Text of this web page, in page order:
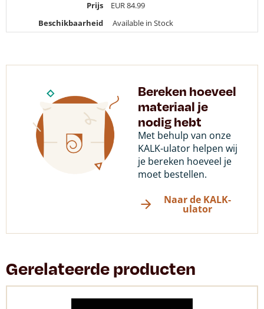
Prijs
EUR84.99
Beschikbaarheid
Available in Stock
Bereken hoeveel
materiaal je
nodig hebt
Met behulp van onze
KALK-ulator helpen wij
je bereken hoeveel je
moet bestellen.
Naar de KALK-
ulator
Gerelateerde producten